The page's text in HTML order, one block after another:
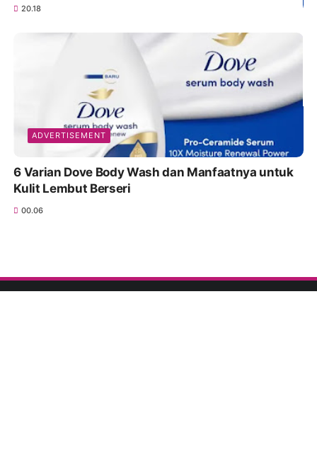
20.18
ADVERTISEMENT
6 Varian Dove Body Wash dan Manfaatnya untuk
Kulit Lembut Berseri
00.06